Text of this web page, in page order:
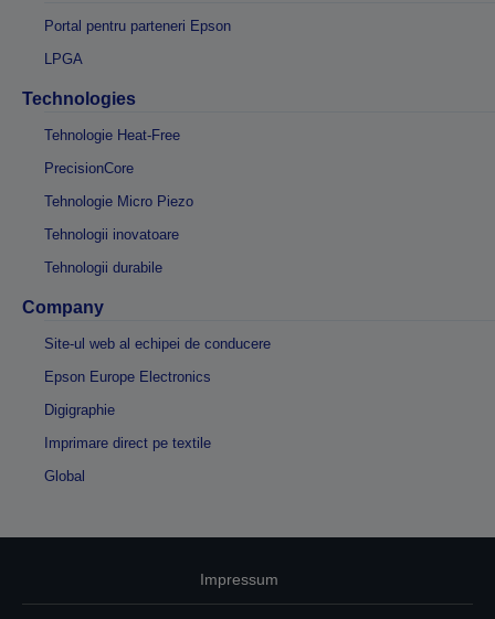
Portal pentru parteneri Epson
LPGA
Technologies
Tehnologie Heat-Free
PrecisionCore
Tehnologie Micro Piezo
Tehnologii inovatoare
Tehnologii durabile
Company
Site-ul web al echipei de conducere
Epson Europe Electronics
Digigraphie
Imprimare direct pe textile
Global
Impressum